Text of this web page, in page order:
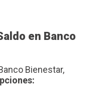
en Banco
Bienestar,